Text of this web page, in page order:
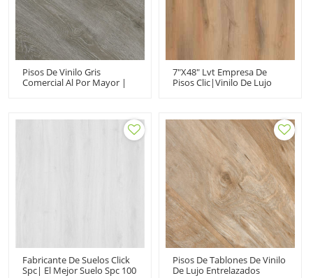
Pisos De Vinilo Gris
Comercial Al Por Mayor |
De Vinilo Con Apariencia De
Madera Resistente A Las
7"x48" Lvt Empresa De
Pisos Clic|vinilo De Lujo
Fabricante De Suelos Click
Spc| El Mejor Suelo Spc 100
Pisos De Tablones De Vinilo
De Lujo Entrelazados